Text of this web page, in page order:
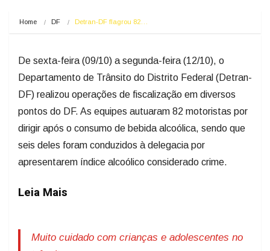
Home DF Detran-DF flagrou 82…
De sexta-feira (09/10) a segunda-feira (12/10), o
Departamento de Trânsito do Distrito Federal (Detran-
DF) realizou operações de fiscalização em diversos
pontos do DF. As equipes autuaram 82 motoristas por
dirigir após o consumo de bebida alcoólica, sendo que
seis deles foram conduzidos à delegacia por
apresentarem índice alcoólico considerado crime.
Leia Mais
Muito cuidado com crianças e adolescentes no